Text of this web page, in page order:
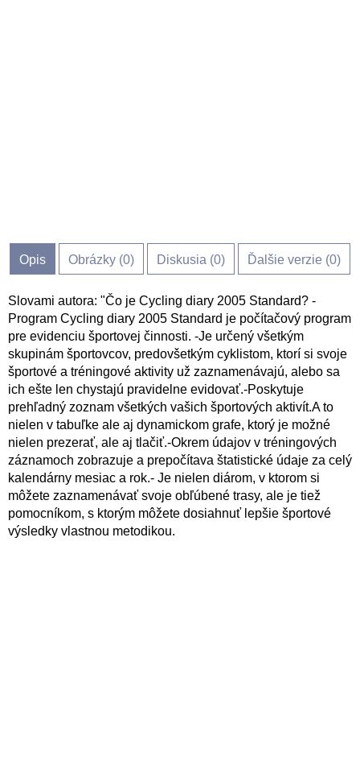
Opis Obrázky (0) Diskusia (0) Ďalšie verzie (0)
Slovami autora: "Čo je Cycling diary 2005 Standard? -
Program Cycling diary 2005 Standard je počítačový program
pre evidenciu športovej činnosti. -Je určený všetkým
skupinám športovcov, predovšetkým cyklistom, ktorí si svoje
športové a tréningové aktivity už zaznamenávajú, alebo sa
ich ešte len chystajú pravidelne evidovať.-Poskytuje
prehľadný zoznam všetkých vašich športových aktivít.A to
nielen v tabuľke ale aj dynamickom grafe, ktorý je možné
nielen prezerať, ale aj tlačiť.-Okrem údajov v tréningových
záznamoch zobrazuje a prepočítava štatistické údaje za celý
kalendárny mesiac a rok.- Je nielen diárom, v ktorom si
môžete zaznamenávať svoje obľúbené trasy, ale je tiež
pomocníkom, s ktorým môžete dosiahnuť lepšie športové
výsledky vlastnou metodikou.